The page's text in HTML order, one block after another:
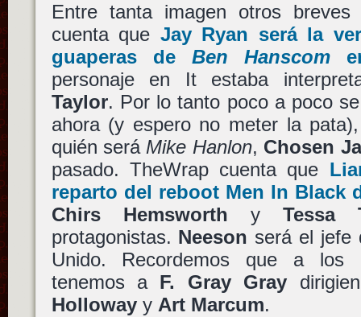
Entre tanta imagen otros breves
cuenta que Jay Ryan será la
guaperas de Ben Hanscom
personaje en It estaba
Taylor. Por lo tanto poco a poco
ahora (y espero no meter la
quién será Mike Hanlon, Chosen
pasado. TheWrap cuenta que
reparto del reboot Men In Black
Chirs Hemsworth yTessa
protagonistas. Neeson será el
Unido. Recordemos que a los
tenemos a F. Gray Gray
Hollowayy Art Marcum.